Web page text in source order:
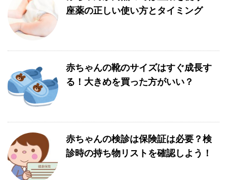
座薬の正しい使い方とタイミング
赤ちゃんの靴のサイズはすぐ成長す
る！大きめを買った方がいい？
赤ちゃんの検診は保険証は必要？検
診時の持ち物リストを確認しよう！